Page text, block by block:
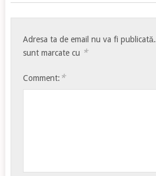
Adresa ta de email nu va fi publicată.
sunt marcate cu *
Comment: *